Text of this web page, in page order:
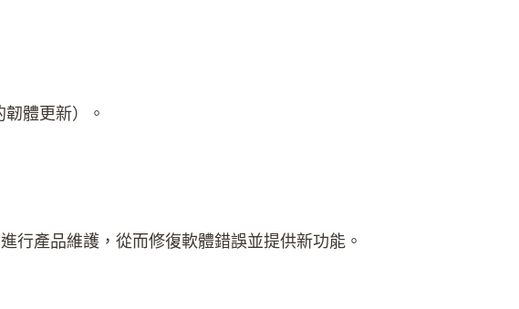
體更新）。
行產品維護，從而修復軟體錯誤並提供新功能。